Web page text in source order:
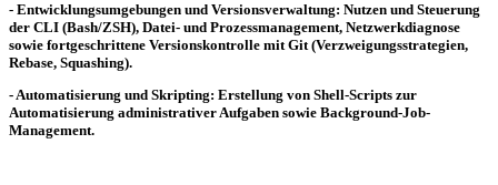
- Entwicklungsumgebungen und Versionsverwaltung: Nutzen und Steuerung
der CLI (Bash/ZSH), Datei- und Prozessmanagement, Netzwerkdiagnose
sowie fortgeschrittene Versionskontrolle mit Git (Verzweigungsstrategien,
Rebase, Squashing).
- Automatisierung und Skripting: Erstellung von Shell-Scripts zur
Automatisierung administrativer Aufgaben sowie Background-Job-
Management.